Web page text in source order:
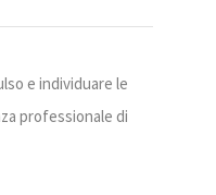
e individuare le
professionale di